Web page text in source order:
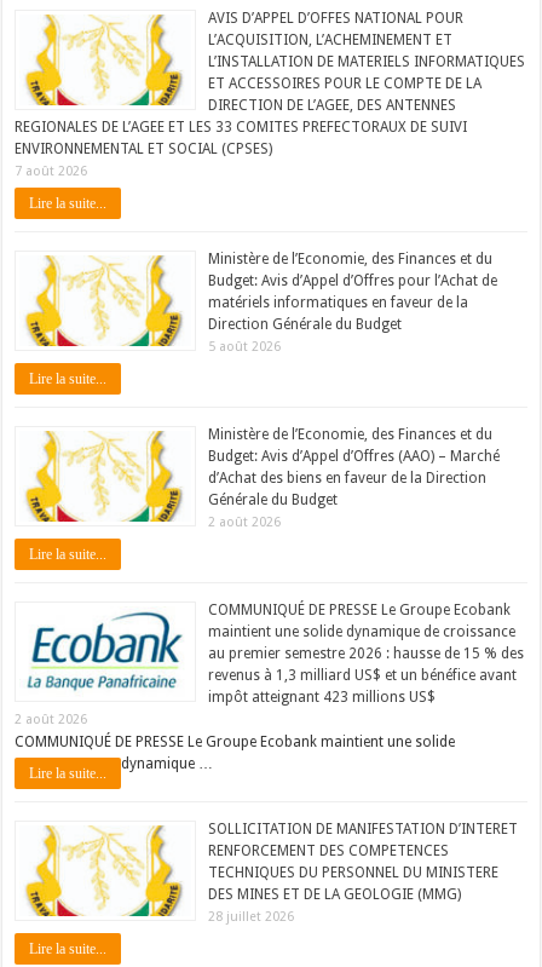
AVIS D’APPEL D’OFFES NATIONAL POUR
L’ACQUISITION, L’ACHEMINEMENT ET
L’INSTALLATION DE MATERIELS INFORMATIQUES
ET ACCESSOIRES POUR LE COMPTE DE LA
DIRECTION DE L’AGEE, DES ANTENNES
REGIONALES DE L’AGEE ET LES 33 COMITES PREFECTORAUX DE SUIVI
ENVIRONNEMENTAL ET SOCIAL (CPSES)
7 août 2026
Lire la suite...
Ministère de l’Economie, des Finances et du
Budget: Avis d’Appel d’Offres pour l’Achat de
matériels informatiques en faveur de la
Direction Générale du Budget
5 août 2026
Lire la suite...
Ministère de l’Economie, des Finances et du
Budget: Avis d’Appel d’Offres (AAO) – Marché
d’Achat des biens en faveur de la Direction
Générale du Budget
2 août 2026
Lire la suite...
COMMUNIQUÉ DE PRESSE Le Groupe Ecobank
maintient une solide dynamique de croissance
au premier semestre 2026 : hausse de 15 % des
revenus à 1,3 milliard US$ et un bénéfice avant
impôt atteignant 423 millions US$
2 août 2026
COMMUNIQUÉ DE PRESSE Le Groupe Ecobank maintient une solide
dynamique …
Lire la suite...
SOLLICITATION DE MANIFESTATION D’INTERET
RENFORCEMENT DES COMPETENCES
TECHNIQUES DU PERSONNEL DU MINISTERE
DES MINES ET DE LA GEOLOGIE (MMG)
28 juillet 2026
Lire la suite...